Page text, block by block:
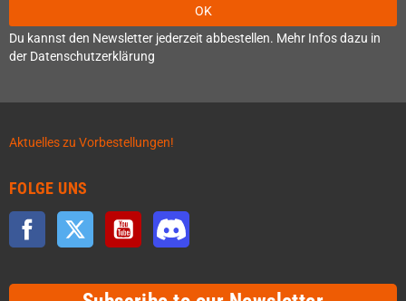
OK
Du kannst den Newsletter jederzeit abbestellen. Mehr Infos dazu in
der Datenschutzerklärung
Aktuelles zu Vorbestellungen!
FOLGE UNS
Facebook Twitter YouTube